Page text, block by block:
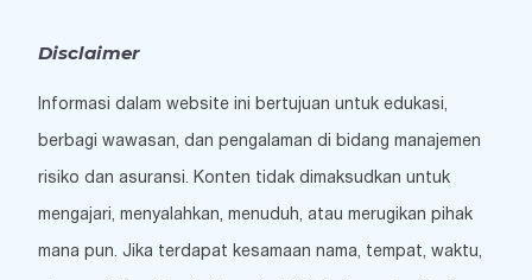
Disclaimer
Informasi dalam website ini bertujuan untuk edukasi,
berbagi wawasan, dan pengalaman di bidang manajemen
risiko dan asuransi. Konten tidak dimaksudkan untuk
mengajari, menyalahkan, menuduh, atau merugikan pihak
mana pun. Jika terdapat kesamaan nama, tempat, waktu,